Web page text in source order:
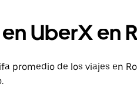
UberX en
promedio de los viajes en